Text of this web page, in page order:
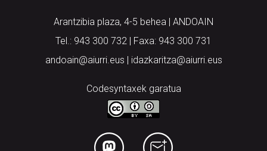
Arantzibia plaza, 4-5 behea | ANDOAIN
Tel.: 943 300 732 | Faxa: 943 300 731
andoain@aiurri.eus | idazkaritza@aiurri.eus
Codesyntaxek garatua